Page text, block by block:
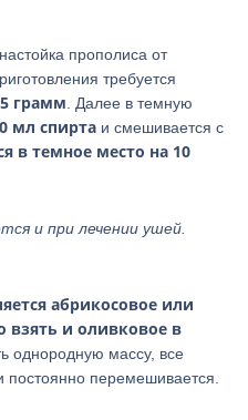
прополиса от
требуется
грамм . Далее в темную
мл спирта и смешивается с
в темное место на 10
и при лечении ушей.
абрикосовое или
взять и оливковое в
однородную массу, все
перемешивается.